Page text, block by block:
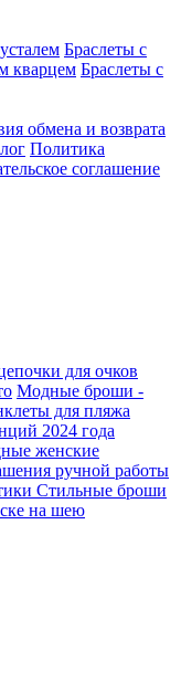
Браслеты с
кварцем Браслеты с
обмена и возврата
Политика
соглашение
для очков
Модные броши -
для пляжа
2024 года
женские
ручной работы
Стильные броши
на шею